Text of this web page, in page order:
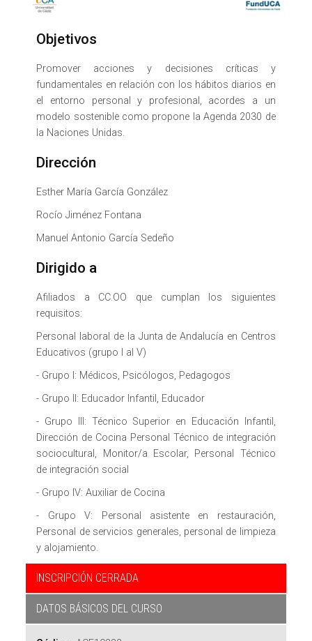
Objetivos
Promover acciones y decisiones críticas y
fundamentales en relación con los hábitos diarios en
el entorno personal y profesional, acordes a un
modelo sostenible como propone la Agenda 2030 de
la Naciones Unidas.
Dirección
Esther María García González
Rocío Jiménez Fontana
Manuel Antonio García Sedeño
Dirigido a
Afiliados a CC.OO que cumplan los siguientes
requisitos:
Personal laboral de la Junta de Andalucía en Centros
Educativos (grupo I al V)
- Grupo I: Médicos, Psicólogos, Pedagogos
- Grupo II: Educador Infantil, Educador
- Grupo III: Técnico Superior en Educación Infantil,
Dirección de Cocina Personal Técnico de integración
sociocultural, Monitor/a Escolar, Personal Técnico
de integración social
- Grupo IV: Auxiliar de Cocina
- Grupo V: Personal asistente en restauración,
Personal de servicios generales, personal de limpieza
y alojamiento.
INSCRIPCIÓN CERRADA
DATOS BÁSICOS DEL CURSO